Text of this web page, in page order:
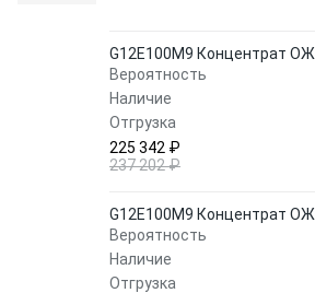
G12E100M9 Концентрат ОЖ
Вероятность
Наличие
Отгрузка
225 342 ₽
237 202 ₽
G12E100M9 Концентрат ОЖ
Вероятность
Наличие
Отгрузка